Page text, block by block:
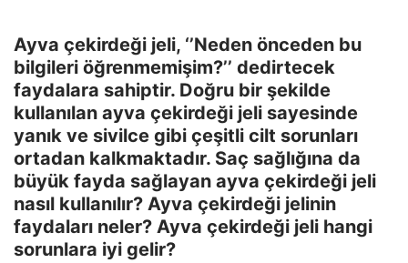
Ayva çekirdeği jeli, ‘’Neden önceden bu
bilgileri öğrenmemişim?’’ dedirtecek
faydalara sahiptir. Doğru bir şekilde
kullanılan ayva çekirdeği jeli sayesinde
yanık ve sivilce gibi çeşitli cilt sorunları
ortadan kalkmaktadır. Saç sağlığına da
büyük fayda sağlayan ayva çekirdeği jeli
nasıl kullanılır? Ayva çekirdeği jelinin
faydaları neler? Ayva çekirdeği jeli hangi
sorunlara iyi gelir?